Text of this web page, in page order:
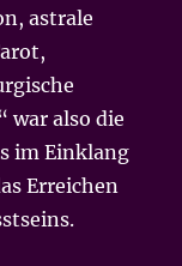
astrale
war also die
im Einklang
Erreichen